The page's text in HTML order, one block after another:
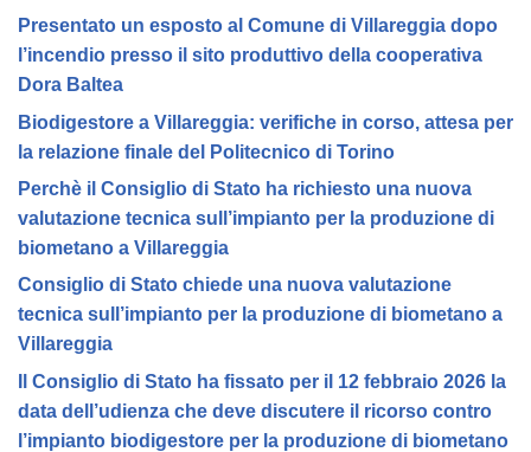
Presentato un esposto al Comune di Villareggia dopo
l’incendio presso il sito produttivo della cooperativa
Dora Baltea
Biodigestore a Villareggia: verifiche in corso, attesa per
la relazione finale del Politecnico di Torino
Perchè il Consiglio di Stato ha richiesto una nuova
valutazione tecnica sull’impianto per la produzione di
biometano a Villareggia
Consiglio di Stato chiede una nuova valutazione
tecnica sull’impianto per la produzione di biometano a
Villareggia
Il Consiglio di Stato ha fissato per il 12 febbraio 2026 la
data dell’udienza che deve discutere il ricorso contro
l’impianto biodigestore per la produzione di biometano